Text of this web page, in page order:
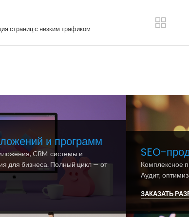
страниц с низким трафиком
и программ
CRM-системы и
для бизнеса. Полный цикл — от
SEO-
Комплексное
Аудит,
ЗАКАЗАТЬ